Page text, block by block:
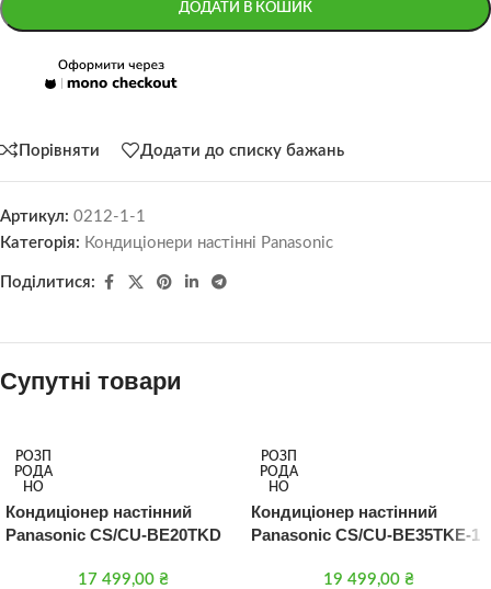
ДОДАТИ В КОШИК
Порівняти Додати до списку бажань
Артикул: 0212-1-1
Категорія: Кондиціонери настінні Panasonic
Поділитися:
Супутні товари
РОЗП
РОДА
НО
Кондиціонер настінний
Panasonic CS/CU-BE20TKD
17 499,00 ₴
РОЗП
РОДА
НО
Кондиціонер настінний
Panasonic CS/CU-BE35TKE-1
19 499,00 ₴